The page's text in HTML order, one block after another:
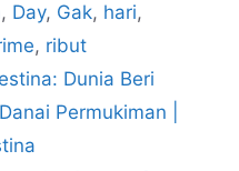
, Day, Gak, hari,
, ribut
Dunia Beri
Permukiman |